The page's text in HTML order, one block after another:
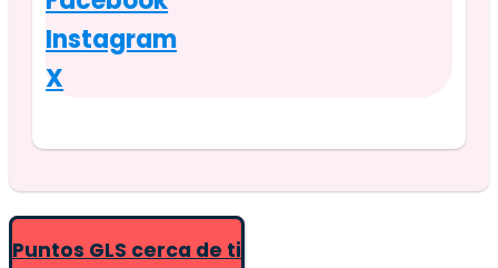
Instagram
X
Puntos GLS cerca de ti